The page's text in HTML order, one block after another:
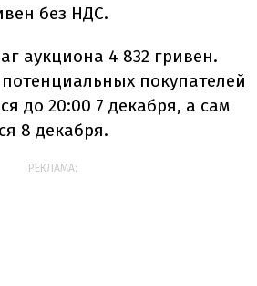
без НДС.
аукциона 4 832 гривен.
покупателей
до 20:00 7 декабря, а сам
8 декабря.
РЕКЛАМА: